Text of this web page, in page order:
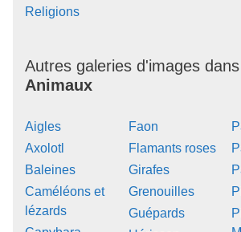
Religions
Autres galeries d'images
Animaux
Aigles
Axolotl
Baleines
Caméléons et
lézards
Faon
Flamants roses
Girafes
Grenouilles
Guépards